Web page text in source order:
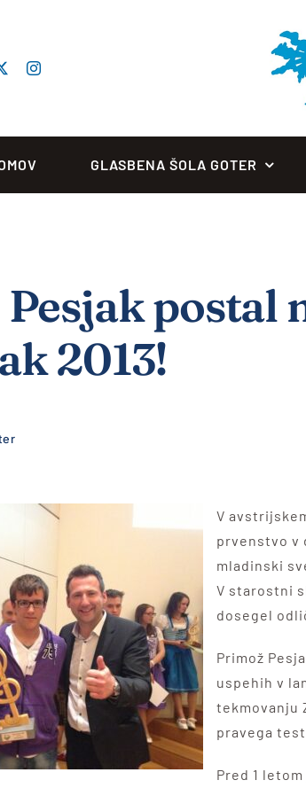
GLASBENA ŠOLA GOTER
postal
2013!
V
prvenstvo v
mladinski
V starostni
dosegel
Primož
uspehih v
tekmovanju
pravega
Pred 1